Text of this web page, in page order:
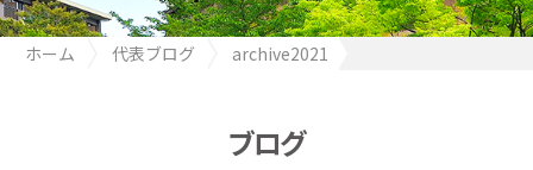
ホーム 代表ブログ
archive2021
ブログ